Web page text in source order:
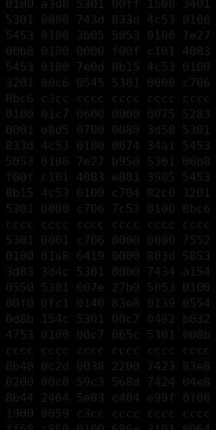
5453 0100 7e0d 8b15 4c53
3201 00c6 0545 5301 0000
8bc6 c3cc cccc cccc
0100 01c7 0600 0000 0075
0001 e8d5 0700 0080 3d58
833d 4c53 0100 0074 34a1
5053 0100 7e27 b950 5301
f00f c101 4083 e801 3905
8b15 4c53 0100 c704 82c0
5301 0000 c706 7c53 0100
cccc cccc cccc cccc
5301 0001 c706 0000 0000
0100 01e8 6419 0000 803d
3d83 3d4c 5301 0000 7434
0550 5301 007e 27b9 5053
00f0 0fc1 0140 83e8 0139
0d8b 154c 5301 00c7 0482
4753 0100 00c7 065c 5301
cccc cccc cccc cccc
8b40 0c2d 0038 2200 7423